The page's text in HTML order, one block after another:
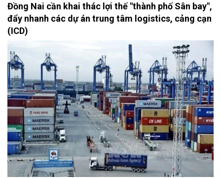
Đồng Nai cần khai thác lợi thế "thành phố Sân bay",
đẩy nhanh các dự án trung tâm logistics, cảng cạn
(ICD)